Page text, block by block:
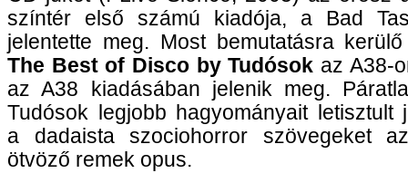
színtér első számú kiadója, a Bad
jelentette meg. Most bemutatásra
The Best of Disco by Tudósok az A38-
az A38 kiadásában jelenik meg.
Tudósok legjobb hagyományait letisztult
a dadaista szociohorror szövegeket
ötvöző remek opus.